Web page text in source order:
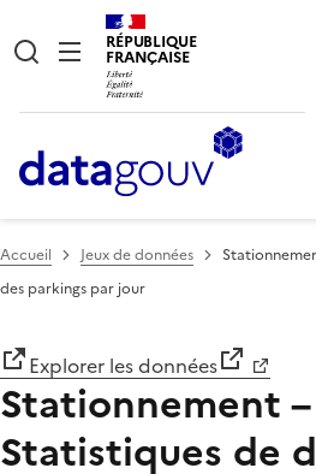
RÉPUBLIQUE
FRANÇAISE
Accueil Jeux de données
des parkings par jour
Explorer les données
Stationnement –
Statistiques de